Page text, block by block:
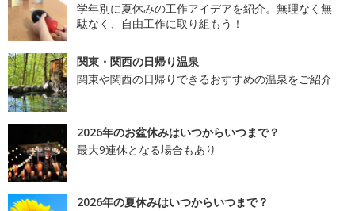
学年別に夏休みの工作アイデアを紹介。無理なく無
駄なく、自由工作に取り組もう！
関東・関西の日帰り温泉
関東や関西の日帰りできるおすすめの温泉をご紹介
2026年のお盆休みはいつからいつまで？
最大9連休となる場合もあり
2026年の夏休みはいつからいつまで？